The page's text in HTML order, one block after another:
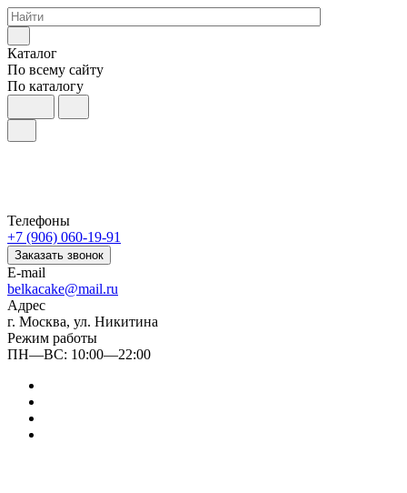
Каталог
По всему сайту
По каталогу
Телефоны
+7 (906) 060-19-91
Заказать звонок
E-mail
belkacake@mail.ru
Адрес
г. Москва, ул. Никитина
Режим работы
ПН—ВС: 10:00—22:00